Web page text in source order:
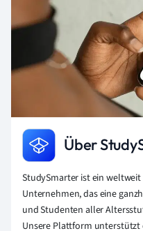
Über
StudySmarter ist ein
Unternehmen, das eine
und Studenten aller
Unsere Plattform unterstützt